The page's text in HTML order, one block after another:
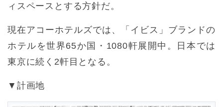
ィスペースとする方針だ。
現在アコーホテルズでは、「イビス」ブランドの
ホテルを世界65か国・1080軒展開中。日本では
東京に続く2軒目となる。
▼計画地